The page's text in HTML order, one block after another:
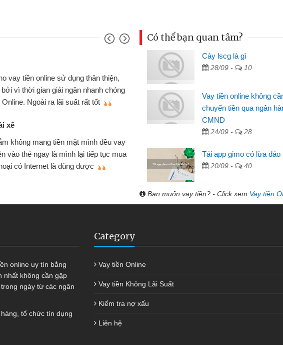
Mình cần tiền gấp nên định cầm cố chiếc xe wave
nhưng thật may đã có gói vay tiền bằng CMND online
không cần gặp mặt nên rất tiện lợi, sẽ giới thiệu cho bạn
bè biết
Tôi kinh doanh buôn bán nhỏ lẻ nhiều lúc cần vốn nhập
hàng, nhờ biết đến website qua bạn bè giới thiệu tôi đã giải
quyết được công việc của mình nhanh chóng
Có thể bạn quan tâm?
Cày lscg là gì
28/09 - 10
Vay tiền online không
chuyển tiền qua ngân
CMND
24/09 - 28
Tải app gimo có lừa đảo
20/09 - 40
Bạn muốn vay tiền? - Click xem Vay tiền
online uy tín bằng
nhất không cần gặp
ngày từ các ngân
tổ chức tín dụng
Category
Vay tiền Online
Vay tiền Không Lãi Suất
Kiểm tra nợ xấu
Liên hệ